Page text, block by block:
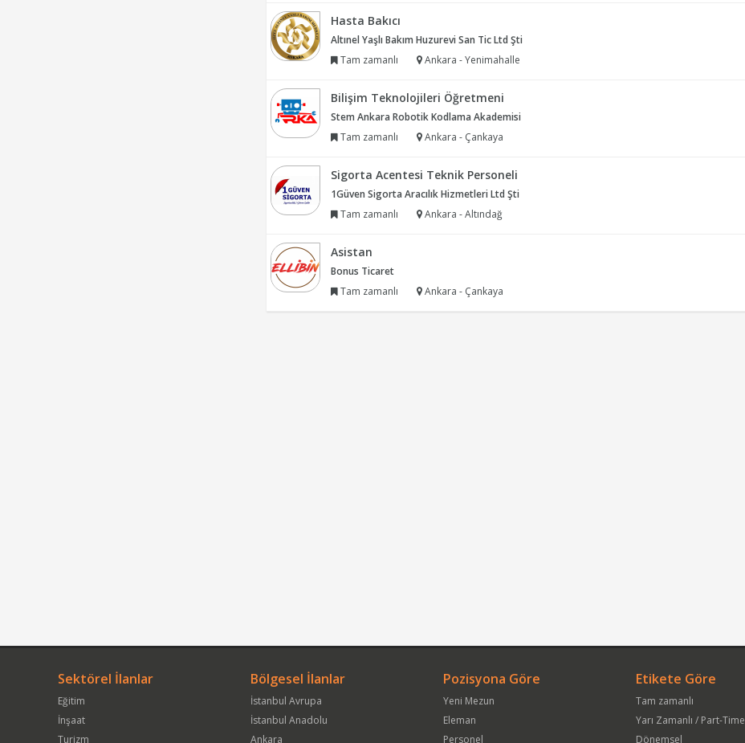
Hasta Bakıcı
Altınel Yaşlı Bakım Huzurevi San Tic Ltd Şti
Tam zamanlı
Ankara - Yenimahalle
Bilişim Teknolojileri Öğretmeni
Stem Ankara Robotik Kodlama Akademisi
Tam zamanlı
Ankara - Çankaya
Sigorta Acentesi Teknik Personeli
1Güven Sigorta Aracılık Hizmetleri Ltd Şti
Tam zamanlı
Ankara - Altındağ
Asistan
Bonus Ticaret
Tam zamanlı
Ankara - Çankaya
Sektörel İlanlar
Eğitim
İnşaat
Turizm
Bölgesel İlanlar
İstanbul Avrupa
İstanbul Anadolu
Ankara
Pozisyona Göre
Yeni Mezun
Eleman
Personel
Etikete Göre
Tam zamanlı
Yarı Zamanlı / Part-Time
Dönemsel